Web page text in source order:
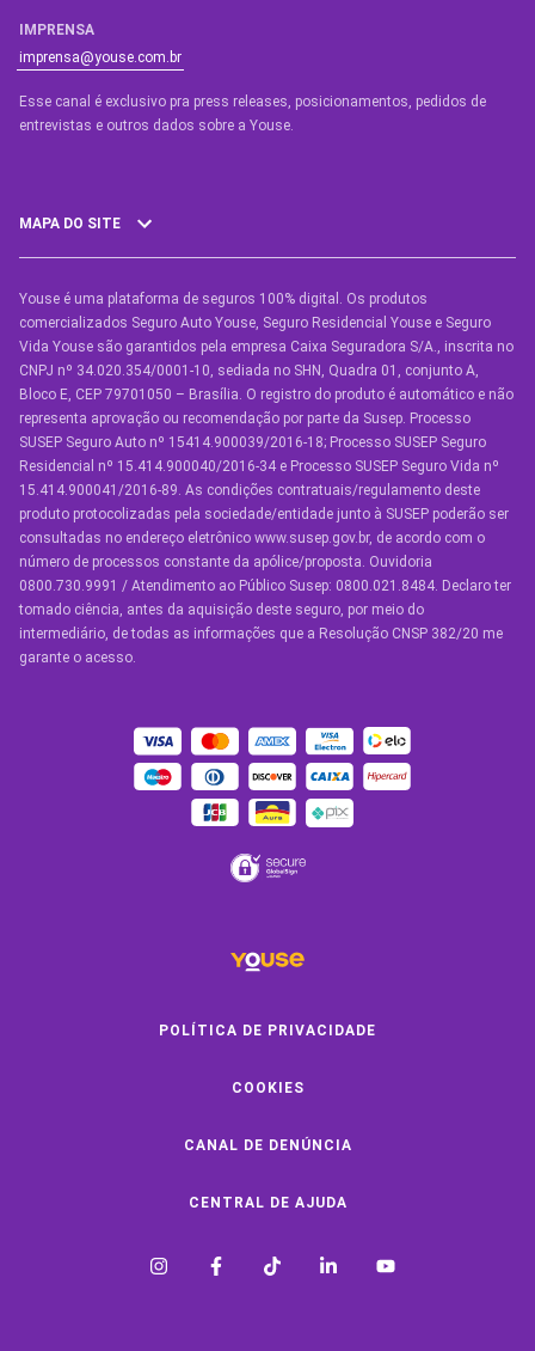
IMPRENSA
imprensa@youse.com.br
Esse canal é exclusivo pra press releases, posicionamentos, pedidos de
entrevistas e outros dados sobre a Youse.​
MAPA DO SITE
SEGUROS
Seguro Auto
Seguro Auto para Terceiros
Seguro por Marcas de Carro
Seguro Residencial
Seguro de Vida
Manual de Assistências
Condições Gerais
OUTROS SERVIÇOS
Youse é uma plataforma de seguros 100% digital. Os produtos
comercializados Seguro Auto Youse, Seguro Residencial Youse e Seguro
Vida Youse são garantidos pela empresa Caixa Seguradora S/A., inscrita no
CNPJ nº 34.020.354/0001-10, sediada no SHN, Quadra 01, conjunto A,
Bloco E, CEP 79701050 – Brasília. O registro do produto é automático e não
representa aprovação ou recomendação por parte da Susep. Processo
SUSEP Seguro Auto nº 15414.900039/2016-18; Processo SUSEP Seguro
Residencial nº 15.414.900040/2016-34 e Processo SUSEP Seguro Vida nº
15.414.900041/2016-89. As condições contratuais/regulamento deste
produto protocolizadas pela sociedade/entidade junto à SUSEP poderão ser
consultadas no endereço eletrônico www.susep.gov.br, de acordo com o
número de processos constante da apólice/proposta. Ouvidoria
0800.730.9991 / Atendimento ao Público Susep: 0800.021.8484. Declaro ter
tomado ciência, antes da aquisição deste seguro, por meio do
intermediário, de todas as informações que a Resolução CNSP 382/20 me
garante o acesso.
POLÍTICA DE PRIVACIDADE
COOKIES
CANAL DE DENÚNCIA
CENTRAL DE AJUDA